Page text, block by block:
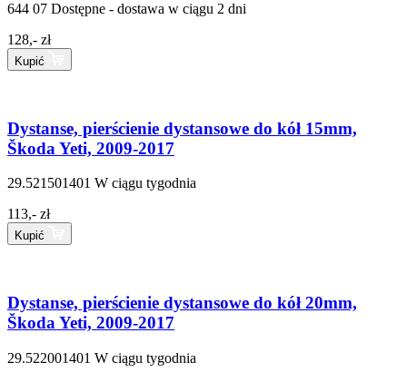
644 07 Dostępne - dostawa w ciągu 2 dni
128,- zł
Kupić
Dystanse, pierścienie dystansowe do kół 15mm,
Škoda Yeti, 2009-2017
29.521501401 W ciągu tygodnia
113,- zł
Kupić
Dystanse, pierścienie dystansowe do kół 20mm,
Škoda Yeti, 2009-2017
29.522001401 W ciągu tygodnia